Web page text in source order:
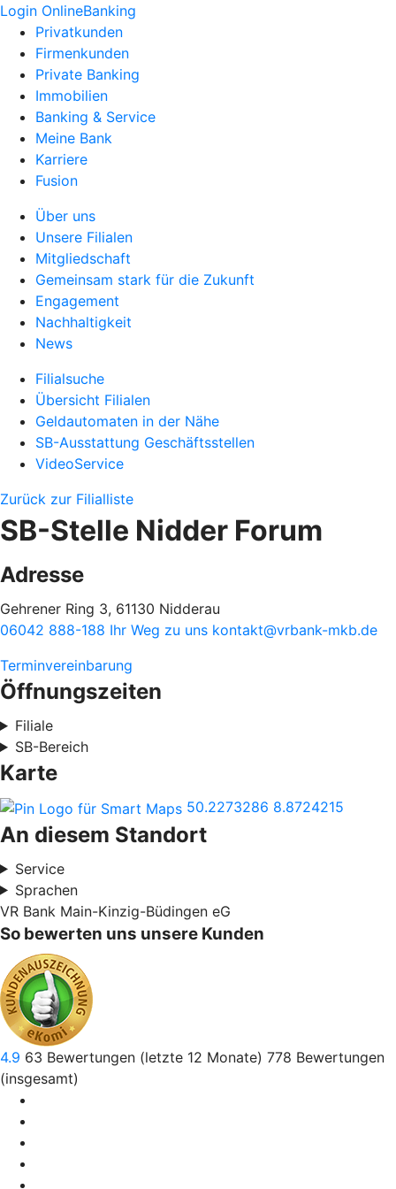
Login OnlineBanking
Privatkunden
Firmenkunden
Private Banking
Immobilien
Banking & Service
Meine Bank
Karriere
Fusion
Über uns
Unsere Filialen
Mitgliedschaft
Gemeinsam stark für die Zukunft
Engagement
Nachhaltigkeit
News
Filialsuche
Übersicht Filialen
Geldautomaten in der Nähe
SB-Ausstattung Geschäftsstellen
VideoService
Zurück zur Filialliste
SB-Stelle Nidder Forum
Adresse
Gehrener Ring 3, 61130 Nidderau
06042 888-188 Ihr Weg zu uns kontakt@vrbank-mkb.de
Terminvereinbarung
Öffnungszeiten
Filiale
SB-Bereich
Karte
50.2273286 8.8724215
An diesem Standort
Service
Sprachen
VR Bank Main-Kinzig-Büdingen eG
So bewerten uns unsere Kunden
4.9 63 Bewertungen (letzte 12 Monate) 778 Bewertungen
(insgesamt)